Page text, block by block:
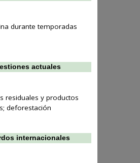
durante temporadas
actuales
residuales y productos
deforestación
internacionales